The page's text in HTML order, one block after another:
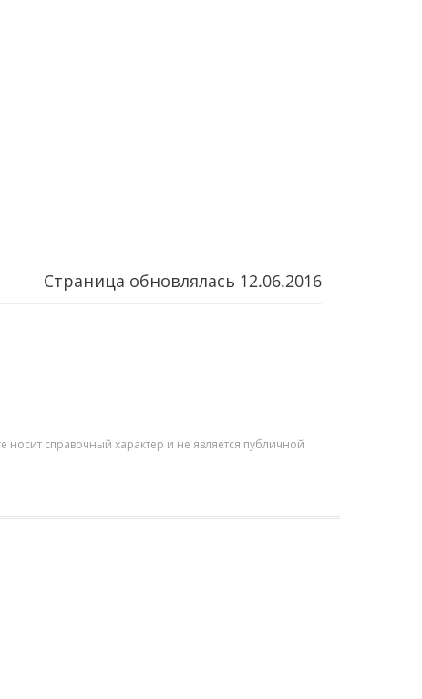
Страница обновлялась 12.06.2016
справочный характер и не является публичной